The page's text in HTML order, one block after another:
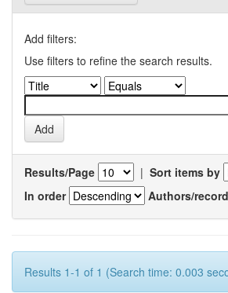
Add filters:
Use filters to refine the search results.
Results/Page | Sort items by
In order
Authors/record
Results 1-1 of 1 (Search time: 0.003